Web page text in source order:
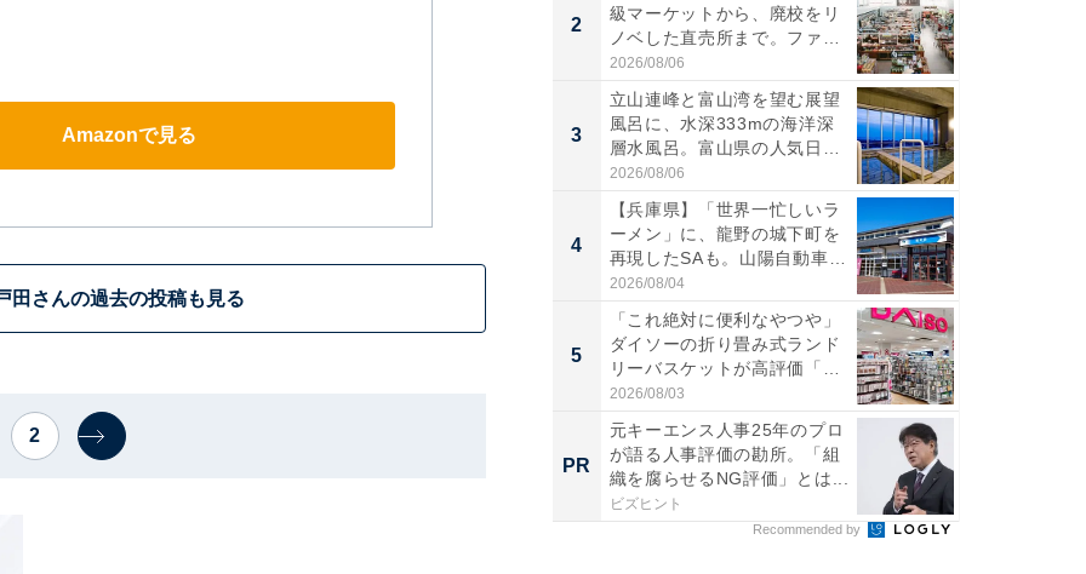
Amazonで見る
田さんの過去の投稿も見る
2
2
級マーケットから、廃校をリ
ノベした直売所まで。ファ
ー...
2026/08/06
3
立山連峰と富山湾を望む展望
風呂に、水深333mの海洋深
層水風呂。富山県の人気日
帰...
2026/08/06
4
【兵庫県】「世界一忙しいラ
ーメン」に、龍野の城下町を
再現したSAも。山陽自動車
道...
2026/08/04
5
「これ絶対に便利なやつや」
ダイソーの折り畳み式ランド
リーバスケットが高評価「使
わ...
2026/08/03
PR
元キーエンス人事25年のプロ
が語る人事評価の勘所。「組
織を腐らせるNG評価」とは...
ビズヒント
Recommended by